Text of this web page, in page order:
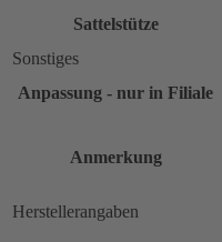
Sattelstütze
Sonstiges
Anpassung - nur in Filiale
Anmerkung
Herstellerangaben